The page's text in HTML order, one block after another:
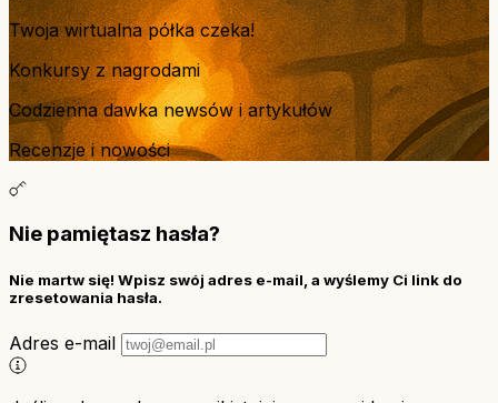
Twoja wirtualna półka czeka!
Konkursy z nagrodami
Codzienna dawka newsów i artykułów
Recenzje i nowości
Nie pamiętasz hasła?
Nie martw się! Wpisz swój adres e-mail, a wyślemy Ci link do
zresetowania hasła.
Adres e-mail